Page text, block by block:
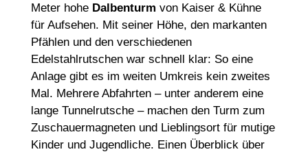
Meter hohe Dalbenturm von Kaiser & Kühne
für Aufsehen. Mit seiner Höhe, den markanten
Pfählen und den verschiedenen
Edelstahlrutschen war schnell klar: So eine
Anlage gibt es im weiten Umkreis kein zweites
Mal. Mehrere Abfahrten – unter anderem eine
lange Tunnelrutsche – machen den Turm zum
Zuschauermagneten und Lieblingsort für mutige
Kinder und Jugendliche. Einen Überblick über